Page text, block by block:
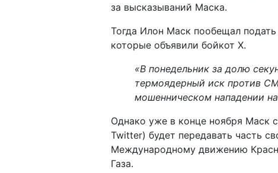
за высказываний Маска.
Тогда Илон Маск пообещал
которые объявили бойкот Х.
«В понедельник за долю
термоядерный иск против
мошенническом нападении
Однако уже в конце ноября Маск
Twitter) будет передавать часть
Международному движению
Газа.